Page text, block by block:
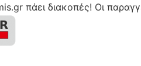
πάει διακοπές! Οι